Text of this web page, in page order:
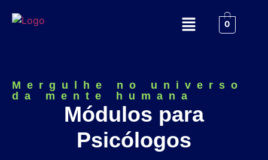
0
Mergulhe no universo
da mente humana
Módulos para
Psicólogos